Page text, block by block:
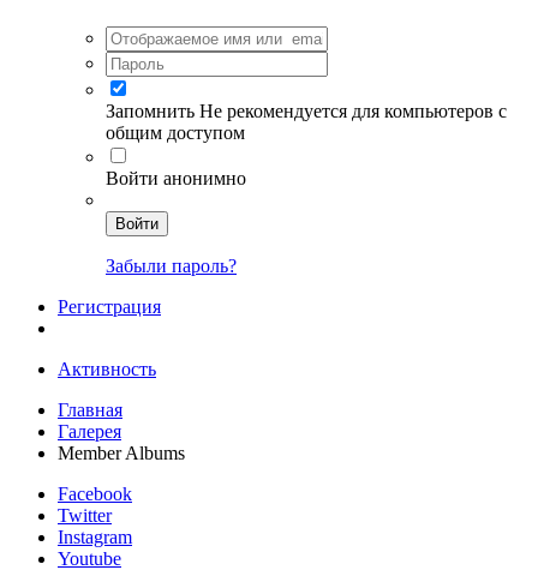
Запомнить Не рекомендуется для компьютеров с
общим доступом
Войти анонимно
Войти
Забыли пароль?
Регистрация
Активность
Главная
Галерея
Member Albums
Facebook
Twitter
Instagram
Youtube